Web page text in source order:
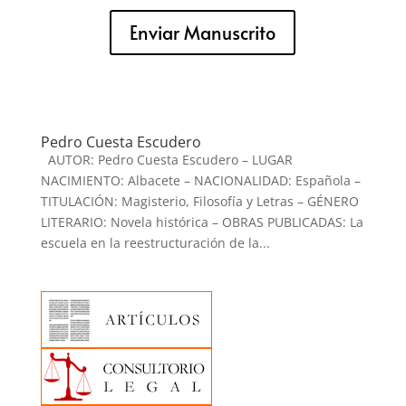
Enviar Manuscrito
Pedro Cuesta Escudero
AUTOR: Pedro Cuesta Escudero – LUGAR
NACIMIENTO: Albacete – NACIONALIDAD: Española –
TITULACIÓN: Magisterio, Filosofía y Letras – GÉNERO
LITERARIO: Novela histórica – OBRAS PUBLICADAS: La
escuela en la reestructuración de la...